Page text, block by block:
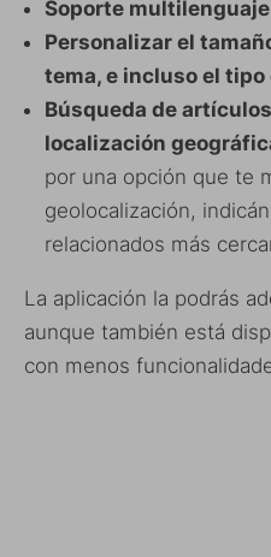
Soporte
Personalizar el
tema, e incluso el tipo
Búsqueda de
localización
por una opción que te
geolocalización,
relacionados más
La aplicación la podrás
aunque también está
con menos